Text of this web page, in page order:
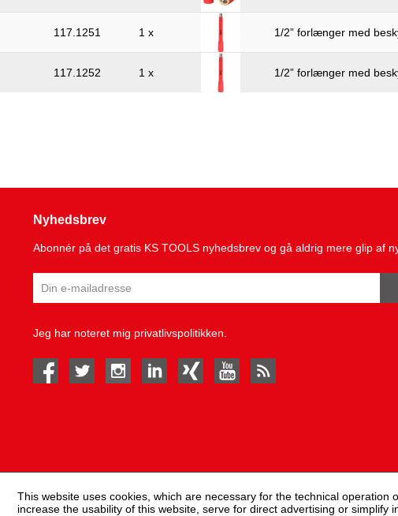
117.1251 1 x 1/2” forlænger med
117.1252 1 x 1/2” forlænger med
Nyhedsbrev
Abonnér på det gratis KS TOOLS nyhedsbrev og gå aldrig mere glip af
Jeg har noteret mig privatlivspolitikken
facebook twitter instagramlinked in Xing youtube
This website uses cookies, which are necessary for the technical operation
increase the usability of this website, serve for direct advertising or